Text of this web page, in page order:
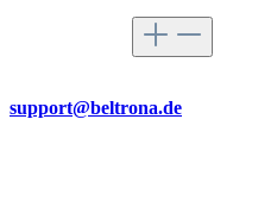
support@beltrona.de